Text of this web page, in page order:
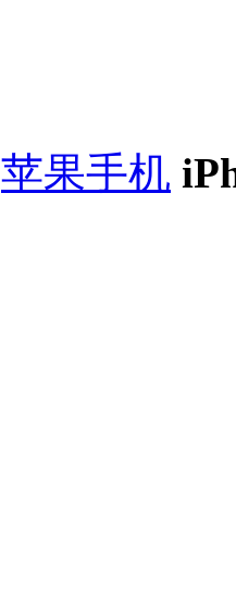
苹果手机